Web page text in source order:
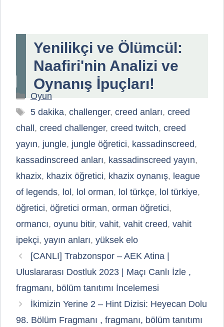
Yenilikçi ve Ölümcül:
Naafiri'nin Analizi ve
Oynanış İpuçları!
Kategoriler
Oyun
Etiketler
5 dakika, challenger, creed anları, creed
chall , creed challenger, creed twitch, creed
yayın, jungle, jungle öğretici, kassadinscreed,
kassadinscreed anları, kassadinscreed yayın,
khazix, khazix öğretici, khazix oynanış, league
of legends, lol , lol orman, lol türkçe, lol türkiye,
öğretici, öğretici orman, orman öğretici,
ormancı, oyunu bitir, vahit, vahit creed, vahit
ipekçi, yayın anları, yüksek elo
[CANLI] Trabzonspor – AEK Atina |
Uluslararası Dostluk 2023 | Maçı Canlı İzle ,
fragmanı, bölüm tanıtımı İncelemesi
İkimizin Yerine 2 – Hint Dizisi: Heyecan Dolu
98. Bölüm Fragmanı , fragmanı, bölüm tanıtımı